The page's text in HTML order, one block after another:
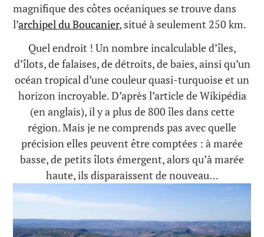
magnifique des côtes océaniques se trouve dans
l’archipel du Boucanier, situé à seulement 250 km.
Quel endroit ! Un nombre incalculable d’îles,
d’îlots, de falaises, de détroits, de baies, ainsi qu’un
océan tropical d’une couleur quasi-turquoise et un
horizon incroyable. D’après l’article de Wikipédia
(en anglais), il y a plus de 800 îles dans cette
région. Mais je ne comprends pas avec quelle
précision elles peuvent être comptées : à marée
basse, de petits îlots émergent, alors qu’à marée
haute, ils disparaissent de nouveau…